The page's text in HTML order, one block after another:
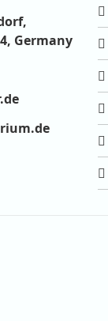
Germany